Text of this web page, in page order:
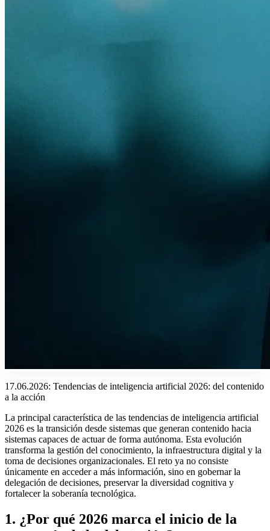
17.06.2026: Tendencias de inteligencia artificial 2026: del contenido
a la acción
La principal característica de las tendencias de inteligencia artificial
2026 es la transición desde sistemas que generan contenido hacia
sistemas capaces de actuar de forma autónoma. Esta evolución
transforma la gestión del conocimiento, la infraestructura digital y la
toma de decisiones organizacionales. El reto ya no consiste
únicamente en acceder a más información, sino en gobernar la
delegación de decisiones, preservar la diversidad cognitiva y
fortalecer la soberanía tecnológica.
1. ¿Por qué 2026 marca el inicio de la